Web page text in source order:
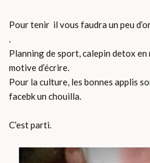
Pour tenir il vous faudra un peu
.
Planning de sport, calepin detox en
motive d’écrire.
Pour la culture, les bonnes applis
facebk un chouilla.
C’est parti.